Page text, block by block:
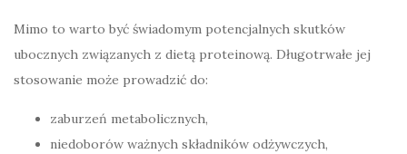
Mimo to warto być świadomym potencjalnych skutków
ubocznych związanych z dietą proteinową. Długotrwałe jej
stosowanie może prowadzić do:
zaburzeń metabolicznych,
niedoborów ważnych składników odżywczych,